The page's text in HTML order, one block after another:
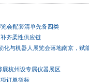
会配套清单先备四类
齐柔性供应链
与机器人展览会落地南京，赋
杭州设专属仪器展区
订单指标